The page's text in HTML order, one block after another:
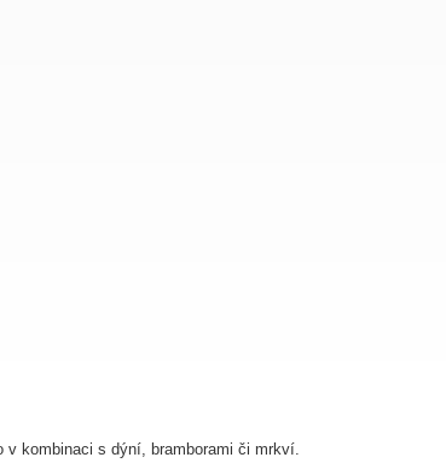
v kombinaci s dýní, bramborami či mrkví.